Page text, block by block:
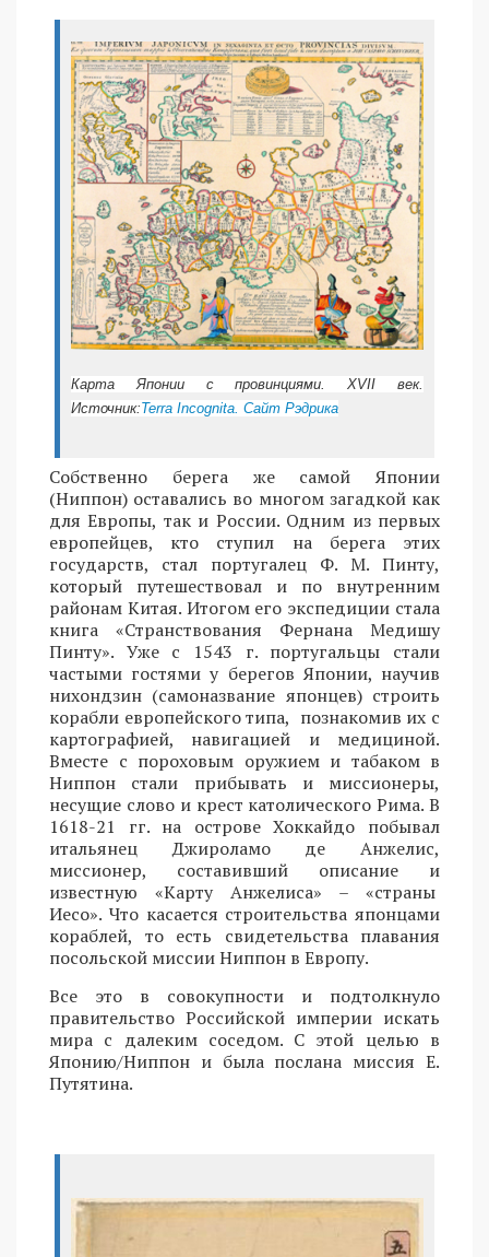
Карта Японии с провинциями. XVII век.
Источник:Terra Incognita. Сайт Рэдрика
Собственно берега же самой Японии
(Ниппон) оставались во многом загадкой как
для Европы, так и России. Одним из первых
европейцев, кто ступил на берега этих
государств, стал португалец Ф. М. Пинту,
который путешествовал и по внутренним
районам Китая. Итогом его экспедиции стала
книга «Странствования Фернана Медишу
Пинту». Уже с 1543 г. португальцы стали
частыми гостями у берегов Японии, научив
нихондзин (самоназвание японцев) строить
корабли европейского типа, познакомив их с
картографией, навигацией и медициной.
Вместе с пороховым оружием и табаком в
Ниппон стали прибывать и миссионеры,
несущие слово и крест католического Рима. В
1618-21 гг. на острове Хоккайдо побывал
итальянец Джироламо де Анжелис,
миссионер, составивший описание и
известную «Карту Анжелиса» – «страны
Иесо». Что касается строительства японцами
кораблей, то есть свидетельства плавания
посольской миссии Ниппон в Европу.
Все это в совокупности и подтолкнуло
правительство Российской империи искать
мира с далеким соседом. С этой целью в
Японию/Ниппон и была послана миссия Е.
Путятина.